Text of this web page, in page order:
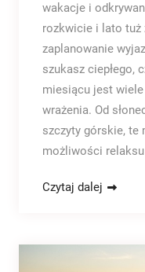
wakacje i
rozkwicie i lato tuż
zaplanowanie
szukasz ciepłego,
miesiącu jest
wrażenia. Od
szczyty górskie, te
możliwości
Czytaj dalej